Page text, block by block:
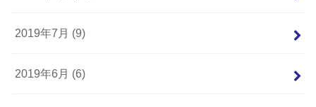
2019年7月 (9)
2019年6月 (6)